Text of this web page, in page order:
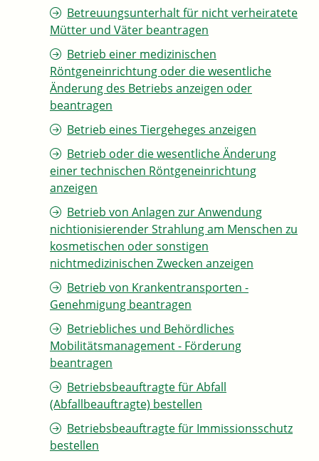
Betreuungsunterhalt für nicht verheiratete
Mütter und Väter beantragen
Betrieb einer medizinischen
Röntgeneinrichtung oder die wesentliche
Änderung des Betriebs anzeigen oder
beantragen
Betrieb eines Tiergeheges anzeigen
Betrieb oder die wesentliche Änderung
einer technischen Röntgeneinrichtung
anzeigen
Betrieb von Anlagen zur Anwendung
nichtionisierender Strahlung am Menschen zu
kosmetischen oder sonstigen
nichtmedizinischen Zwecken anzeigen
Betrieb von Krankentransporten -
Genehmigung beantragen
Betriebliches und Behördliches
Mobilitätsmanagement - Förderung
beantragen
Betriebsbeauftragte für Abfall
(Abfallbeauftragte) bestellen
Betriebsbeauftragte für Immissionsschutz
bestellen